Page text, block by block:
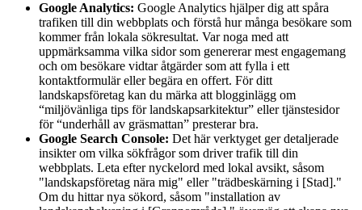
Google Analytics: Google Analytics hjälper dig att spåra
trafiken till din webbplats och förstå hur många besökare som
kommer från lokala sökresultat. Var noga med att
uppmärksamma vilka sidor som genererar mest engagemang
och om besökare vidtar åtgärder som att fylla i ett
kontaktformulär eller begära en offert. För ditt
landskapsföretag kan du märka att blogginlägg om
“miljövänliga tips för landskapsarkitektur” eller tjänstesidor
för “underhåll av gräsmattan” presterar bra.
Google Search Console: Det här verktyget ger detaljerade
insikter om vilka sökfrågor som driver trafik till din
webbplats. Leta efter nyckelord med lokal avsikt, såsom
"landskapsföretag nära mig" eller "trädbeskärning i [Stad]."
Om du hittar nya sökord, såsom "installation av